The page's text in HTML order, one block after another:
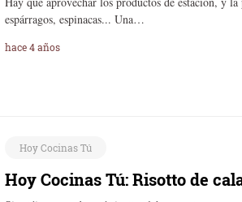
espárragos, espinacas... Una…
hace 4 años
Hoy Cocinas Tú
Hoy Cocinas Tú: Risotto de